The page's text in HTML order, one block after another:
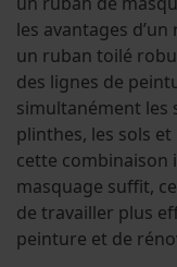
les avantages
un ruban toilé
des lignes de
simultanément les
plinthes, les sols
cette combinaison
masquage suffit,
de travailler plus
peinture et de